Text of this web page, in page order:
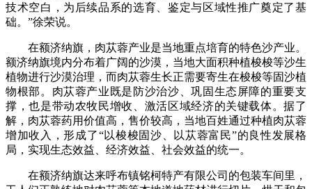
技术空白，为后续品系的选育、鉴定与区域性推广奠定了基
础。”徐荣说。
在额济纳旗，肉苁蓉产业是当地重点培育的特色沙产业。
额济纳旗境内分布着广阔的沙漠，当地大面积种植梭梭等沙生
植物进行沙漠治理，而肉苁蓉生长正需要寄生在梭梭等固沙植
物根部。肉苁蓉产业既是防沙治沙、巩固生态屏障的重要支
撑，也是带动农牧民增收、激活区域经济的关键载体。据了
解，肉苁蓉药用价值高，售价较高，当地百姓通过种植肉苁蓉
增加收入，形成了“以梭梭固沙、以苁蓉富民”的良性发展格
局，实现生态效益、经济效益、社会效益的统一。
在额济纳旗达来呼布镇铭柯特产有限公司的包装车间里，